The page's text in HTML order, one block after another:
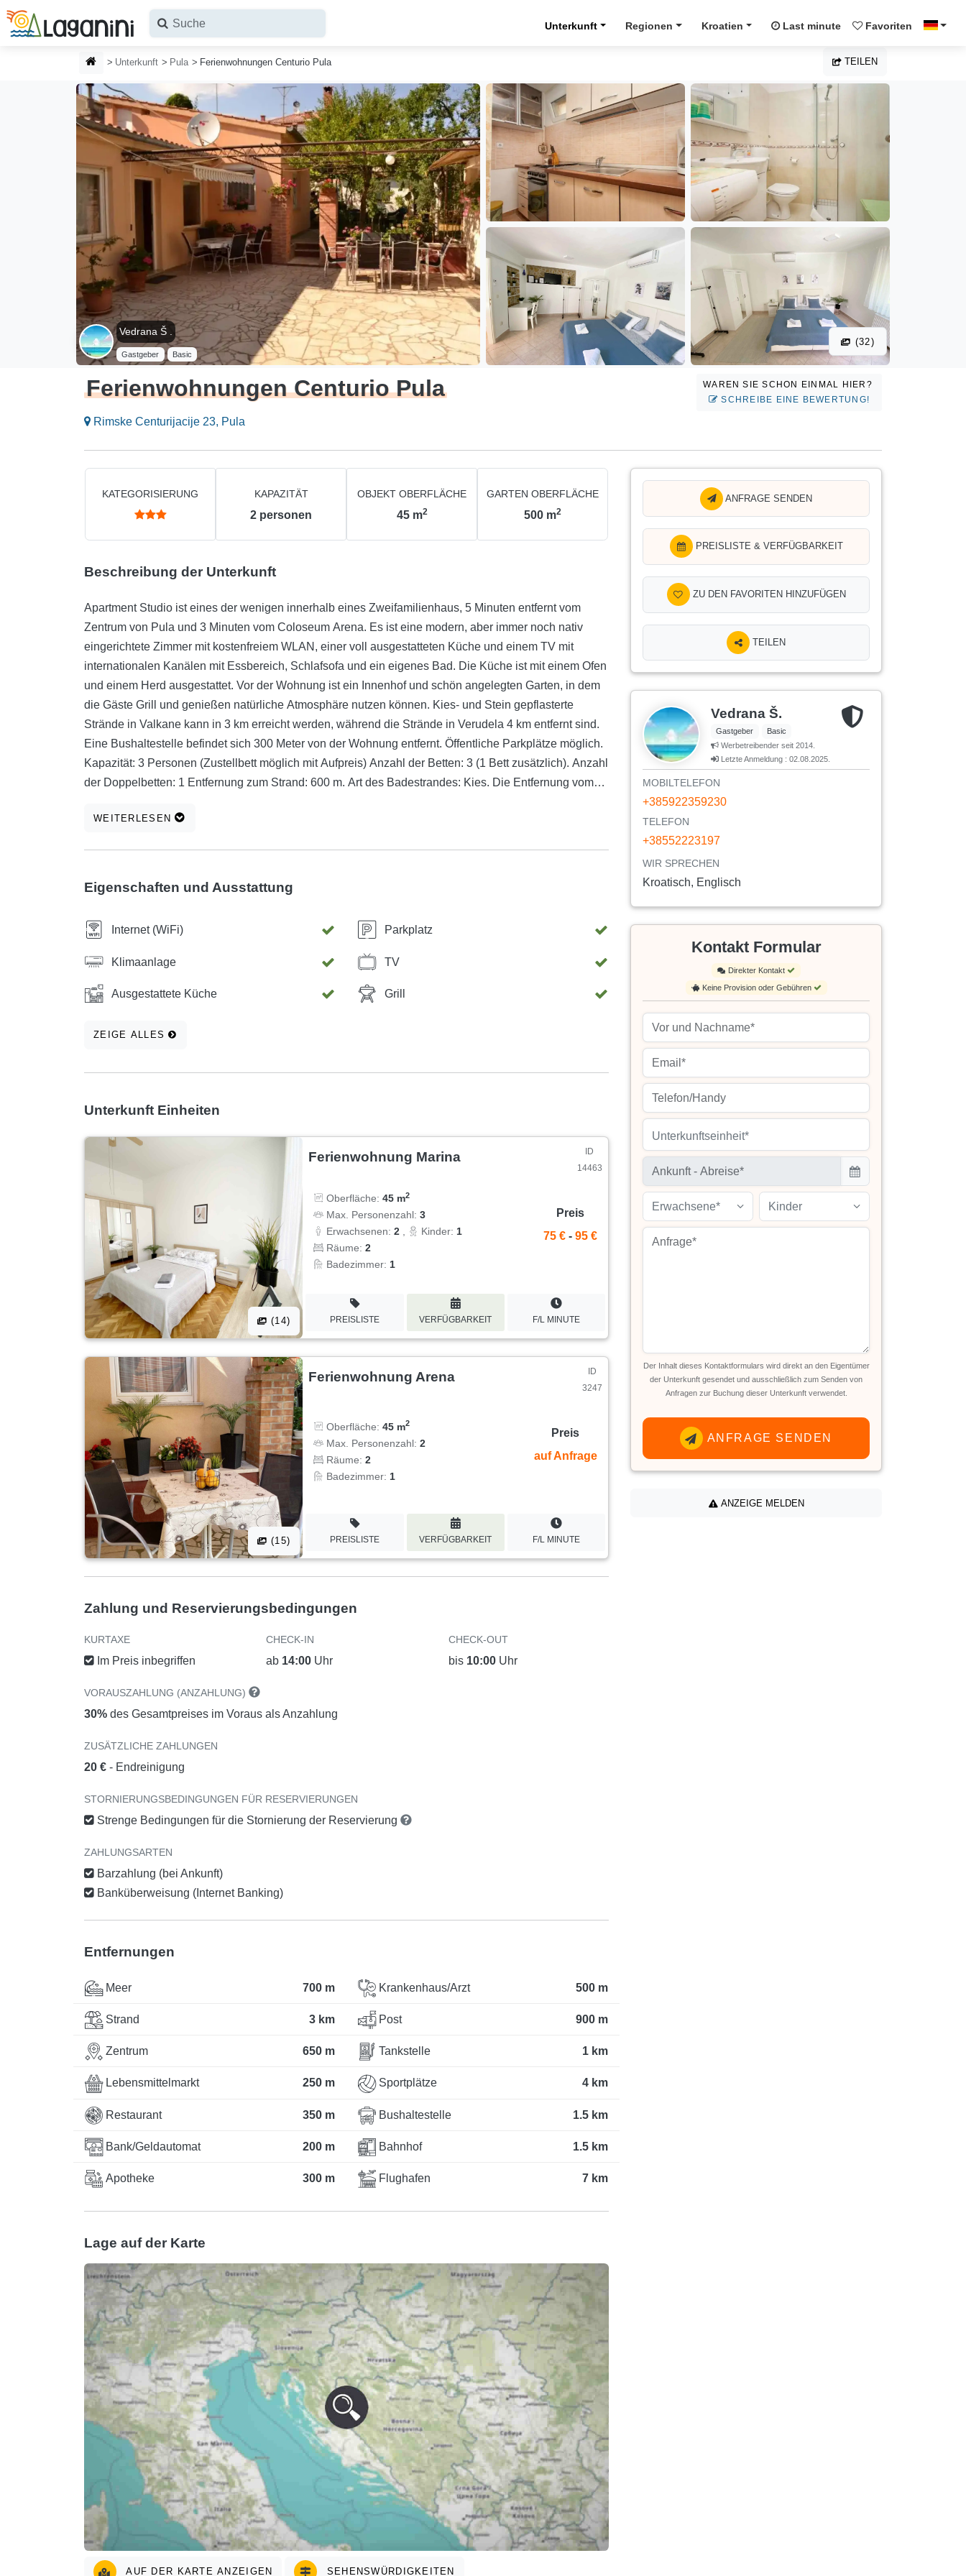
Zum Hauptinhalt springen
Unterkunft Regionen Kroatien Last minute Favoriten
STARTSEITE
Unterkunft Pula Ferienwohnungen Centurio Pula TEILEN
Vedrana Š .
Gastgeber Basic
(32)
Ferienwohnungen Centurio Pula
Rimske Centurijacije 23, Pula
WAREN SIE SCHON EINMAL HIER?
SCHREIBE EINE BEWERTUNG!
KATEGORISIERUNG KAPAZITÄT
2 personen
OBJEKT OBERFLÄCHE
45 m2
GARTEN OBERFLÄCHE
500 m2
Beschreibung der Unterkunft
Apartment Studio ist eines der wenigen innerhalb eines Zweifamilienhaus, 5 Minuten entfernt vom
Zentrum von Pula und 3 Minuten vom Coloseum Arena. Es ist eine modern, aber immer noch nativ
eingerichtete Zimmer mit kostenfreiem WLAN, einer voll ausgestatteten Küche und einem TV mit
internationalen Kanälen mit Essbereich, Schlafsofa und ein eigenes Bad. Die Küche ist mit einem Ofen
und einem Herd ausgestattet. Vor der Wohnung ist ein Innenhof und schön angelegten Garten, in dem
die Gäste Grill und genießen natürliche Atmosphäre nutzen können. Kies- und Stein gepflasterte
Strände in Valkane kann in 3 km erreicht werden, während die Strände in Verudela 4 km entfernt sind.
Eine Bushaltestelle befindet sich 300 Meter von der Wohnung entfernt. Öffentliche Parkplätze möglich.
Kapazität: 3 Personen (Zustellbett möglich mit Aufpreis) Anzahl der Betten: 3 (1 Bett zusätzlich). Anzahl
der Doppelbetten: 1 Entfernung zum Strand: 600 m. Art des Badestrandes: Kies. Die Entfernung vom
(Lungo Mare-Valkane): 3500 m.
WEITERLESEN
Eigenschaften und Ausstattung
Internet (WiFi) Parkplatz
Klimaanlage TV
Ausgestattete Küche Grill
ZEIGE ALLES
Unterkunft Einheiten
(14)
Ferienwohnung Marina
ID
14463
Oberfläche:45 m2
Max. Personenzahl:3
Erwachsenen:2 Kinder: 1
Räume:2
Badezimmer: 1
Preis
75 € - 95 €
PREISLISTE VERFÜGBARKEIT F/L MINUTE
(15)
Ferienwohnung Arena
ID
3247
Oberfläche:45 m2
Max. Personenzahl:2
Räume:2
Badezimmer: 1
Preis
auf Anfrage
PREISLISTE VERFÜGBARKEIT F/L MINUTE
Zahlung und Reservierungsbedingungen
KURTAXE
Im Preis inbegriffen
CHECK-IN
ab 14:00 Uhr
CHECK-OUT
bis 10:00Uhr
VORAUSZAHLUNG (ANZAHLUNG)
30% des Gesamtpreises im Voraus als Anzahlung
ZUSÄTZLICHE ZAHLUNGEN
20 € - Endreinigung
STORNIERUNGSBEDINGUNGEN FÜR RESERVIERUNGEN
Strenge Bedingungen für die Stornierung der Reservierung
ZAHLUNGSARTEN
Barzahlung (bei Ankunft)
Banküberweisung (Internet Banking)
Entfernungen
Meer 700 m
Strand 3 km
Zentrum 650 m
Lebensmittelmarkt 250 m
Restaurant 350 m
Bank/Geldautomat 200 m
Apotheke 300 m
Krankenhaus/Arzt 500 m
Post 900 m
Tankstelle 1 km
Sportplätze 4 km
Bushaltestelle 1.5 km
Bahnhof 1.5 km
Flughafen 7 km
Lage auf der Karte
AUF DER KARTE ANZEIGEN SEHENSWÜRDIGKEITEN
ANFRAGE SENDEN
PREISLISTE & VERFÜGBARKEIT
ZU DEN FAVORITEN HINZUFÜGEN
TEILEN
Vedrana Š.
Gastgeber
Basic
Werbetreibender seit 2014.
Letzte Anmeldung : 02.08.2025.
MOBILTELEFON
+385922359230
TELEFON
+38552223197
WIR SPRECHEN
Kroatisch, Englisch
Kontakt Formular
Direkter Kontakt
Keine Provision oder Gebühren
Unterkunftseinheit*
Erwachsene* Kinder
Der Inhalt dieses Kontaktformulars wird direkt an den Eigentümer
der Unterkunft gesendet und ausschließlich zum Senden von
Anfragen zur Buchung dieser Unterkunft verwendet.
ANFRAGE SENDEN
ANZEIGE MELDEN